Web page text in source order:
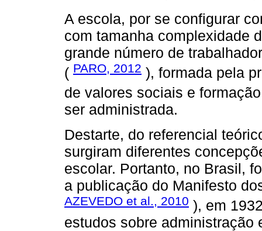
A escola, por se configurar
com tamanha complexidade
grande número de
( PARO, 2012 ), formada pela
de valores sociais e
ser administrada.
Destarte, do referencial
surgiram diferentes
escolar. Portanto, no Brasil,
a publicação do Manifesto
AZEVEDO et al., 2010 ), em
estudos sobre administração